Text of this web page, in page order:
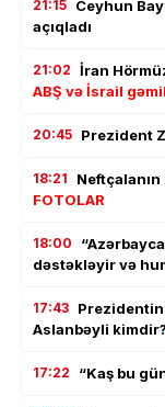
21:15 Ceyhun
açıqladı
21:02 İran
ABŞ və İsrail
20:45 Prezident
18:21
FOTOLAR
18:00
dəstəkləyir və
17:43
Aslanbəyli kimdir?
17:22 “Kaş bu